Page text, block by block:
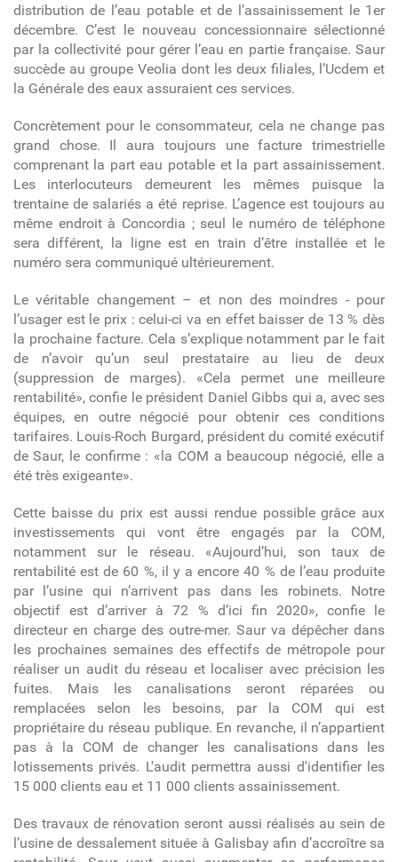
distribution de l’eau potable et de l’assainissement le 1er
décembre. C’est le nouveau concessionnaire sélectionné
par la collectivité pour gérer l’eau en partie française. Saur
succède au groupe Veolia dont les deux filiales, l’Ucdem et
la Générale des eaux assuraient ces services.
Concrètement pour le consommateur, cela ne change pas
grand chose. Il aura toujours une facture trimestrielle
comprenant la part eau potable et la part assainissement.
Les interlocuteurs demeurent les mêmes puisque la
trentaine de salariés a été reprise. L’agence est toujours au
même endroit à Concordia ; seul le numéro de téléphone
sera différent, la ligne est en train d’être installée et le
numéro sera communiqué ultérieurement.
Le véritable changement – et non des moindres - pour
l’usager est le prix : celui-ci va en effet baisser de 13 % dès
la prochaine facture. Cela s’explique notamment par le fait
de n’avoir qu’un seul prestataire au lieu de deux
(suppression de marges). «Cela permet une meilleure
rentabilité», confie le président Daniel Gibbs qui a, avec ses
équipes, en outre négocié pour obtenir ces conditions
tarifaires. Louis-Roch Burgard, président du comité exécutif
de Saur, le confirme : «la COM a beaucoup négocié, elle a
été très exigeante».
Cette baisse du prix est aussi rendue possible grâce aux
investissements qui vont être engagés par la COM,
notamment sur le réseau. «Aujourd’hui, son taux de
rentabilité est de 60 %, il y a encore 40 % de l’eau produite
par l’usine qui n’arrivent pas dans les robinets. Notre
objectif est d’arriver à 72 % d’ici fin 2020», confie le
directeur en charge des outre-mer. Saur va dépêcher dans
les prochaines semaines des effectifs de métropole pour
réaliser un audit du réseau et localiser avec précision les
fuites. Mais les canalisations seront réparées ou
remplacées selon les besoins, par la COM qui est
propriétaire du réseau publique. En revanche, il n’appartient
pas à la COM de changer les canalisations dans les
lotissements privés. L'audit permettra aussi d'identifier les
15 000 clients eau et 11 000 clients assainissement.
Des travaux de rénovation seront aussi réalisés au sein de
l’usine de dessalement située à Galisbay afin d’accroître sa